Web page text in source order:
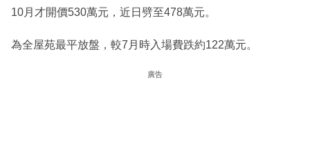
10月才開價530萬元，近日劈至478萬元。
為全屋苑最平放盤，較7月時入場費跌約122萬元。
廣告